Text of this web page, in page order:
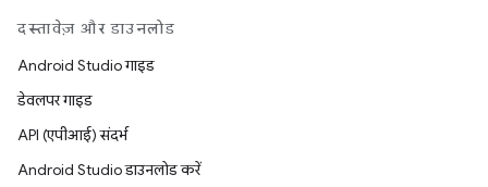
दस्तावेज़ और डाउनलोड
Android Studio गाइड
डेवलपर गाइड
API (एपीआई) संदर्भ
Android Studio डाउनलोड करें